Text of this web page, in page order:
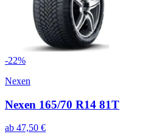
-22%
Nexen
Nexen 165/70 R14 81T
ab 47,50 €